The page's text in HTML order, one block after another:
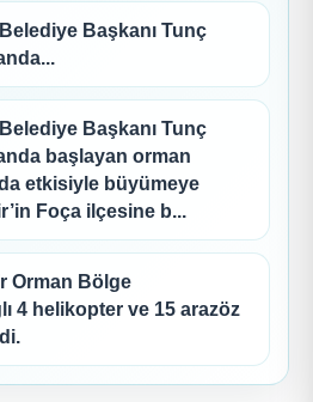
Başkanı Tunç
Başkanı Tunç
başlayan orman
da etkisiyle büyümeye
Foça ilçesine b...
Orman Bölge
4 helikopter ve 15 arazöz